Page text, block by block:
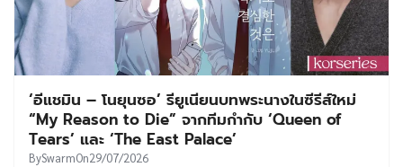
‘อีแชมิน – โนยุนซอ’ รียูเนียนบทพระนางในซีรีส์ใหม่
“My Reason to Die” จากทีมกำกับ ‘Queen of
Tears’ และ ‘The East Palace’
BySwarmOn29/07/2026